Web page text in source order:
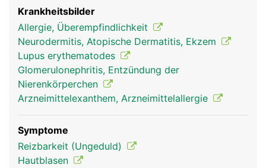
Krankheitsbilder
Allergie, Überempfindlichkeit
Neurodermitis, Atopische Dermatitis, Ekzem
Lupus erythematodes
Glomerulonephritis, Entzündung der
Nierenkörperchen
Arzneimittelexanthem, Arzneimittelallergie
Symptome
Reizbarkeit (Ungeduld)
Hautblasen